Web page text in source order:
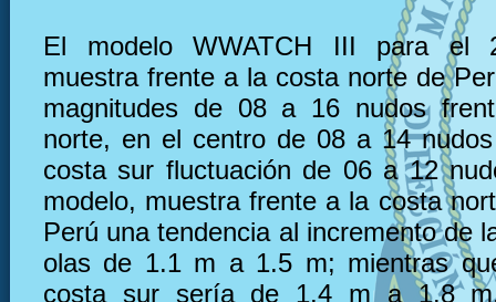
El modelo WWATCH III para el
muestra frente a la costa norte de
magnitudes de 08 a 16 nudos
norte, en el centro de 08 a 14
costa sur fluctuación de 06 a 12
modelo, muestra frente a la costa
Perú una tendencia al incremento de
olas de 1.1 m a 1.5 m; mientras
costa sur sería de 1.4 m a 1.8